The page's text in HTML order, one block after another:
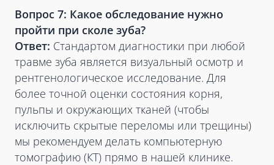
Вопрос 7: Какое обследование нужно
пройти при сколе зуба?
Ответ: Стандартом диагностики при любой
травме зуба является визуальный осмотр и
рентгенологическое исследование. Для
более точной оценки состояния корня,
пульпы и окружающих тканей (чтобы
исключить скрытые переломы или трещины)
мы рекомендуем делать компьютерную
томографию (КТ) прямо в нашей клинике.